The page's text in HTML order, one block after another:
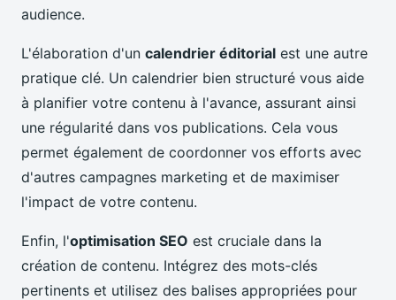
audience.
L'élaboration d'un calendrier éditorial est une autre
pratique clé. Un calendrier bien structuré vous aide
à planifier votre contenu à l'avance, assurant ainsi
une régularité dans vos publications. Cela vous
permet également de coordonner vos efforts avec
d'autres campagnes marketing et de maximiser
l'impact de votre contenu.
Enfin, l'optimisation SEO est cruciale dans la
création de contenu. Intégrez des mots-clés
pertinents et utilisez des balises appropriées pour